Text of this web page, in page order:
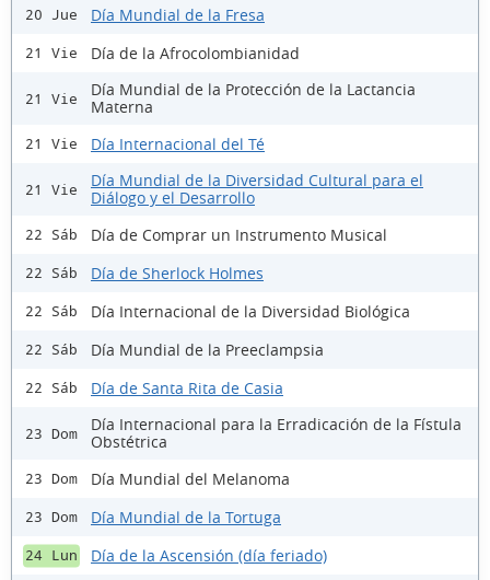
20 Jue Día Mundial de la Fresa
21 Vie Día de la Afrocolombianidad
21 Vie
Día Mundial de la Protección de la Lactancia
Materna
21 Vie Día Internacional del Té
21 Vie
Día Mundial de la Diversidad Cultural para el
Diálogo y el Desarrollo
22 Sáb Día de Comprar un Instrumento Musical
22 Sáb Día de Sherlock Holmes
22 Sáb Día Internacional de la Diversidad Biológica
22 Sáb Día Mundial de la Preeclampsia
22 Sáb Día de Santa Rita de Casia
23 Dom
Día Internacional para la Erradicación de la Fístula
Obstétrica
23 Dom Día Mundial del Melanoma
23 Dom Día Mundial de la Tortuga
24 Lun Día de la Ascensión (día feriado)